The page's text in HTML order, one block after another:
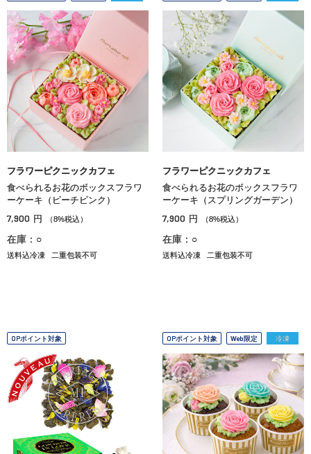
フラワーピクニックカフェ
食べられるお花のボックスフラワ
ーケーキ（ピーチピンク）
7,900 円 （8%税込）
在庫：○
送料込冷凍 二重包装不可
フラワーピクニックカフェ
食べられるお花のボックスフラワ
ーケーキ（スプリングガーデン）
7,900 円 （8%税込）
在庫：○
送料込冷凍 二重包装不可
OPポイント対象 OPポイント対象 Web限定 冷凍